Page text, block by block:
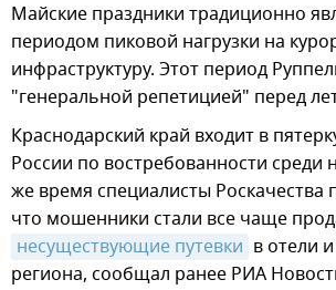
Майские праздники традиционно
периодом пиковой нагрузки на
инфраструктуру. Этот период
"генеральной репетицией" перед
Краснодарский край входит в
России по востребованности среди
же время специалисты Роскачества
что мошенники стали все чаще
несуществующие путевки в отели
региона, сообщал ранее РИА